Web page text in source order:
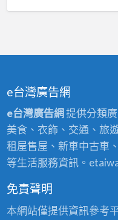
e台灣廣告網
e台灣廣告網 提供分類
美食、衣飾、交通、旅
租屋售屋、新車中古車
等生活服務資訊。
免責聲明
本網站僅提供資訊參考